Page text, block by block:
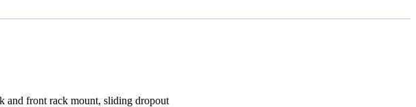
and front rack mount, sliding dropout